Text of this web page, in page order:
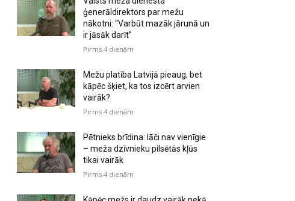
ģenerāldirektors par mežu
nākotni: “Varbūt mazāk jārunā un
ir jāsāk darīt”
Pirms 4 dienām
Mežu platība Latvijā pieaug, bet
kāpēc šķiet, ka tos izcērt arvien
vairāk?
Pirms 4 dienām
Pētnieks brīdina: lāči nav vienīgie
– meža dzīvnieku pilsētās kļūs
tikai vairāk
Pirms 4 dienām